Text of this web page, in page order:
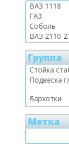
Группа
Метка